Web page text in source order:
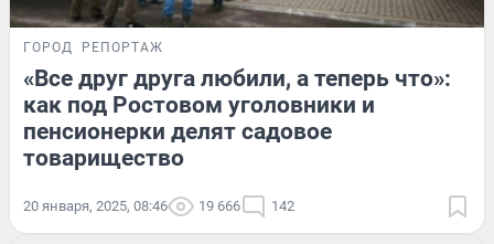
ГОРОД РЕПОРТАЖ
«Все друг друга любили, а теперь что»:
как под Ростовом уголовники и
пенсионерки делят садовое
товарищество
20 января, 2025, 08:46 19 666 142